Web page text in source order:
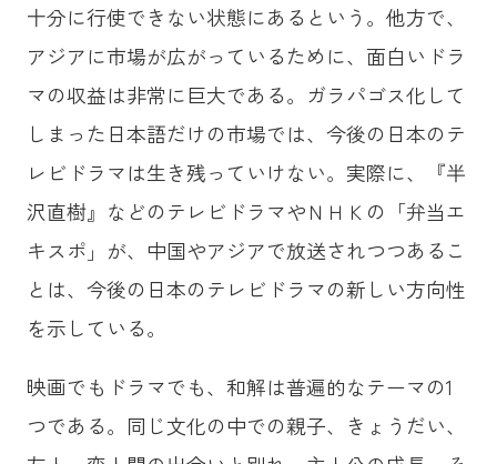
十分に行使できない状態にあるという。他方で、
アジアに市場が広がっているために、面白いドラ
マの収益は非常に巨大である。ガラパゴス化して
しまった日本語だけの市場では、今後の日本のテ
レビドラマは生き残っていけない。実際に、『半
沢直樹』などのテレビドラマやＮＨＫの「弁当エ
キスポ」が、中国やアジアで放送されつつあるこ
とは、今後の日本のテレビドラマの新しい方向性
を示している。
映画でもドラマでも、和解は普遍的なテーマの1
つである。同じ文化の中での親子、きょうだい、